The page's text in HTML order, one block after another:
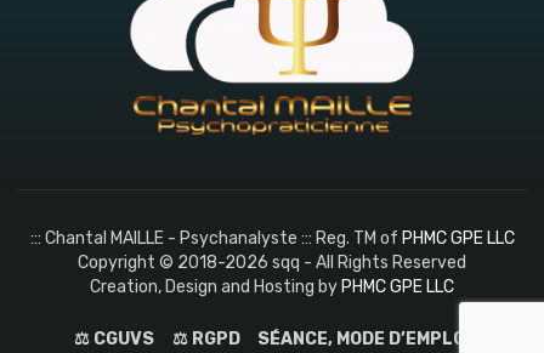
::: Chantal MAILLE - Psychanalyste ::: Reg. TM of PHMC GPE LLC
Copyright © 2018-2026 sqq - All Rights Reserved
Creation, Design and Hosting by PHMC GPE LLC
⚖️ CGUVS ⚖️ RGPD SÉANCE, MODE D’EMPLOI